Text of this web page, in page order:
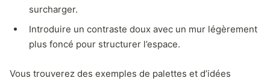
surcharger.
Introduire un contraste doux avec un mur légèrement
plus foncé pour structurer l’espace.
Vous trouverez des exemples de palettes et d’idées